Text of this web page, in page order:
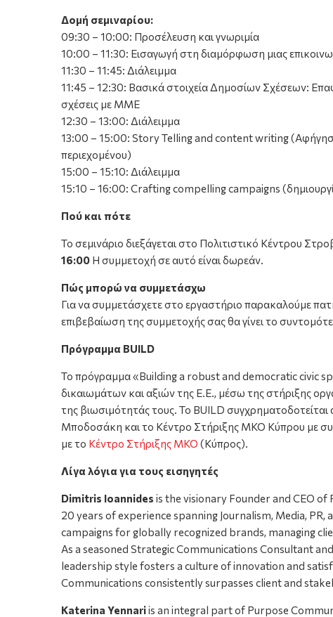
Δομή σεμιναρίου:
09:30 – 10:00: Προσέλευση και γνωριμία
10:00 – 11:30: Εισαγωγή στη διαμόρφωση μιας
11:30 – 11:45: Διάλειμμα
11:45 – 12:30: Βασικά στοιχεία Δημοσίων Σχέσεων:
σχέσεις με ΜΜΕ
12:30 – 13:00: Διάλειμμα
13:00 – 15:00: Story Telling and content writing
περιεχομένου)
15:00 – 15:10: Διάλειμμα
15:10 – 16:00: Crafting compelling campaigns
Πού και πότε
Το σεμινάριο διεξάγεται στο Πολιτιστικό Κέντρου
16:00 Η συμμετοχή σε αυτό είναι δωρεάν.
Πώς μπορώ να συμμετάσχω
Για να συμμετάσχετε στο εργαστήριο παρακαλούμε
επιβεβαίωση της συμμετοχής σας θα γίνει το
Πρόγραμμα BUILD
Το πρόγραμμα «Building a robust and democratic civic
δικαιωμάτων και αξιών της Ε.Ε., μέσω της στήριξης
της βιωσιμότητάς τους. Το BUILD
Μποδοσάκη και το Κέντρο Στήριξης ΜΚΟ Κύπρου με
με το Κέντρο Στήριξης ΜΚΟ (Κύπρος).
Λίγα λόγια για τους εισηγητές
Dimitris Ioannides is the visionary Founder and CEO
20 years of experience spanning Journalism, Media,
campaigns for globally recognized brands, managing
As a seasoned Strategic Communications Consultant
leadership style fosters a culture of innovation and
Communications consistently surpasses client and
Katerina Yennariis an integral part of Purpose